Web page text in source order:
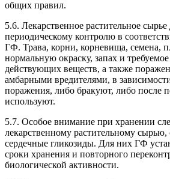
общих правил.
5.6. Лекарственное растительное
периодическому контролю в
ГФ. Трава, корни, корневища, семена,
нормальную окраску, запах и
действующих веществ, а также
амбарными вредителями, в
поражения, либо бракуют, либо после
используют.
5.7. Особое внимание при хранении
лекарственному растительному
сердечные гликозиды. Для них ГФ
сроки хранения и повторного
биологической активности.